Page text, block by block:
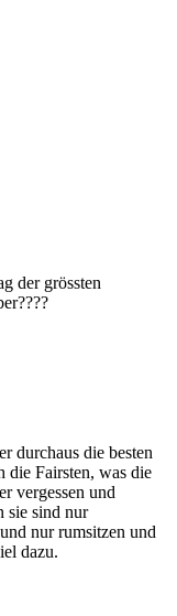
der grössten
durchaus die besten
die Fairsten, was die
vergessen und
sie sind nur
nur rumsitzen und
dazu.